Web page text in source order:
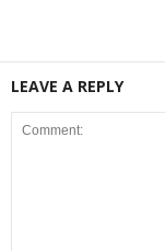
LEAVE A REPLY